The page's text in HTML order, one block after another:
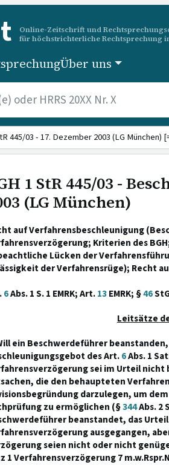
Online-Zeitschrift und
für höchstrichterliche Rechtsprechung
Über uns
445/03 - 17. Dezember 2003 (LG München)
1 StR 445/03 -
(LG München)
auf Verfahrensbeschleunigung
Kriterien des
Lücken der
der Verfahrensrüge); Recht
6Abs. 1 S. 1 EMRK; Art.13EMRK; §46
Leitsätze
ein Beschwerdeführer
des Art.6Abs. 1
sei im Urteil
die den behaupteten
darzulegen, um
zu ermöglichen (§344Abs. 2
beanstandet, das
ausgegangen,
seien nicht oder nicht
1 Verfahrensverzögerung 7